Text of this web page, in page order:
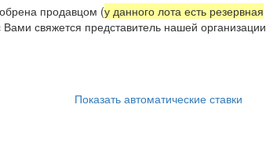
продавцом (у данного лота есть резервная
Вами свяжется представитель нашей организации
Показать автоматические ставки